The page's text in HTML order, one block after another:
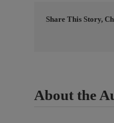
Share This Story,
About the